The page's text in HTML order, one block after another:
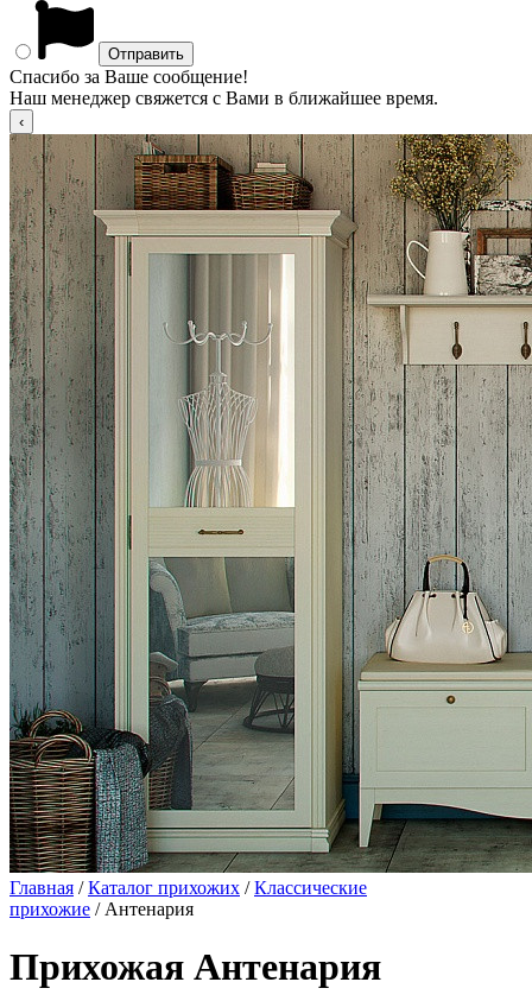
Спасибо за Ваше сообщение!
Наш менеджер свяжется с Вами в ближайшее время.
Главная /Каталог прихожих /Классические
прихожие / Антенария
Прихожая Антенария